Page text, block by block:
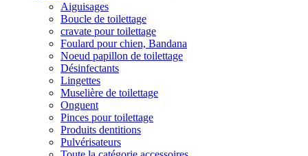
Aiguisages
Boucle de toilettage
cravate pour toilettage
Foulard pour chien, Bandana
Noeud papillon de toilettage
Désinfectants
Lingettes
Muselière de toilettage
Onguent
Pinces pour toilettage
Produits dentitions
Pulvérisateurs